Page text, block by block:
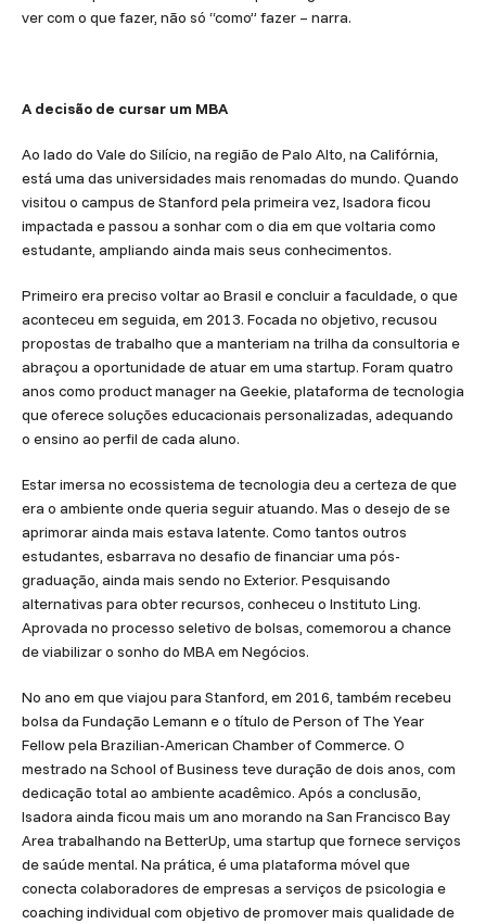
ver com o que fazer, não só “como” fazer – narra.
A decisão de cursar um MBA
Ao lado do Vale do Silício, na região de Palo Alto, na Califórnia,
está uma das universidades mais renomadas do mundo. Quando
visitou o campus de Stanford pela primeira vez, Isadora ficou
impactada e passou a sonhar com o dia em que voltaria como
estudante, ampliando ainda mais seus conhecimentos.
Primeiro era preciso voltar ao Brasil e concluir a faculdade, o que
aconteceu em seguida, em 2013. Focada no objetivo, recusou
propostas de trabalho que a manteriam na trilha da consultoria e
abraçou a oportunidade de atuar em uma startup. Foram quatro
anos como product manager na Geekie, plataforma de tecnologia
que oferece soluções educacionais personalizadas, adequando
o ensino ao perfil de cada aluno.
Estar imersa no ecossistema de tecnologia deu a certeza de que
era o ambiente onde queria seguir atuando. Mas o desejo de se
aprimorar ainda mais estava latente. Como tantos outros
estudantes, esbarrava no desafio de financiar uma pós-
graduação, ainda mais sendo no Exterior. Pesquisando
alternativas para obter recursos, conheceu o Instituto Ling.
Aprovada no processo seletivo de bolsas, comemorou a chance
de viabilizar o sonho do MBA em Negócios.
No ano em que viajou para Stanford, em 2016, também recebeu
bolsa da Fundação Lemann e o título de Person of The Year
Fellow pela Brazilian-American Chamber of Commerce. O
mestrado na School of Business teve duração de dois anos, com
dedicação total ao ambiente acadêmico. Após a conclusão,
Isadora ainda ficou mais um ano morando na San Francisco Bay
Area trabalhando na BetterUp, uma startup que fornece serviços
de saúde mental. Na prática, é uma plataforma móvel que
conecta colaboradores de empresas a serviços de psicologia e
coaching individual com objetivo de promover mais qualidade de